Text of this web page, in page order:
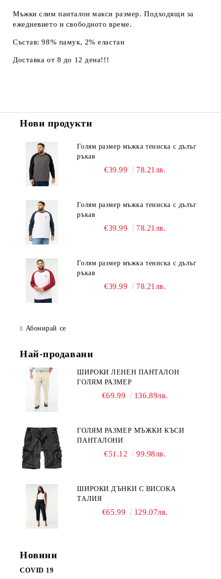
Мъжки слим панталон макси размер. Подходящи за
ежедневието и свободното време.
Състав: 98% памук, 2% еластан
Доставка от 8 до 12 дена!!!
Нови продукти
Голям размер мъжка тениска с дълъг
ръкав
€39.99 78.21лв.
Голям размер мъжка тениска с дълъг
ръкав
€39.99 78.21лв.
Голям размер мъжка тениска с дълъг
ръкав
€39.99 78.21лв.
Абонирай се
Най-продавани
ШИРОКИ ЛЕНЕН ПАНТАЛОН
ГОЛЯМ РАЗМЕР
€69.99 136.89лв.
ГОЛЯМ РАЗМЕР МЪЖКИ КЪСИ
ПАНТАЛОНИ
€51.12 99.98лв.
ШИРОКИ ДЪНКИ С ВИСОКА
ТАЛИЯ
€65.99 129.07лв.
Новини
COVID 19